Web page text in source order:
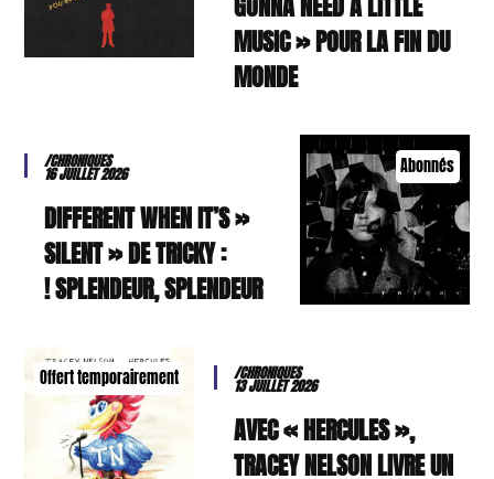
MUSIC » POUR LA FIN DU
MONDE
Abonnés
/CHRONIQUES
16 JUILLET 2026
« DIFFERENT WHEN IT’S
SILENT » DE TRICKY :
SPLENDEUR, SPLENDEUR !
Offert temporairement /CHRONIQUES
13 JUILLET 2026
AVEC « HERCULES »,
TRACEY NELSON LIVRE UN